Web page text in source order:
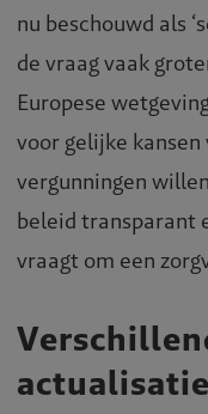
nu beschouwd als
de vraag vaak
Europese
voor gelijke
vergunningen
beleid transparant
vraagt om een
actualisatie